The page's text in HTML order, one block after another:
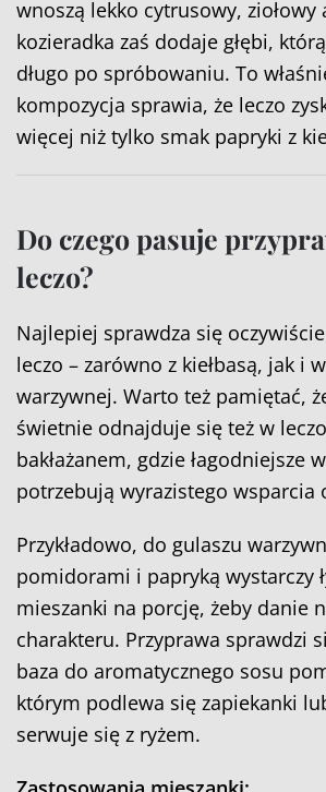
wnoszą lekko cytrusowy, ziołowy
kozieradka zaś dodaje głębi,
długo po spróbowaniu. To
kompozycja sprawia, że leczo
więcej niż tylko smak papryki z
Do czego pasuje
leczo?
Najlepiej sprawdza się
leczo – zarówno z kiełbasą, jak i
warzywnej. Warto też pamiętać,
świetnie odnajduje się też w
bakłażanem, gdzie łagodniejsze
potrzebują wyrazistego wsparcia
Przykładowo, do gulaszu
pomidorami i papryką wystarczy
mieszanki na porcję, żeby danie
charakteru. Przyprawa sprawdzi
baza do aromatycznego sosu
którym podlewa się zapiekanki
serwuje się z ryżem.